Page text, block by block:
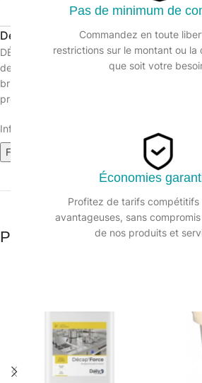
Pas de minimum de
Commandez en toute
restrictions sur le montant ou la
que soit votre
Économies
Profitez de tarifs
avantageuses, sans
de nos produits et
Description
DÉGRAISIN’ est un liquide dégraissant
destiné au nettoyage et décapage des
brûleurs, grills et à l’entretien périodique
professionnelles. Produit fabriqué en France
Informations sur le produit :
Fiche technique
Fiche de données de
Produits similaires